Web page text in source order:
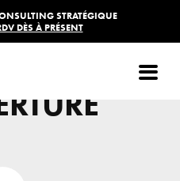
STRATÉGIQUE
DÈS À PRÉSENT